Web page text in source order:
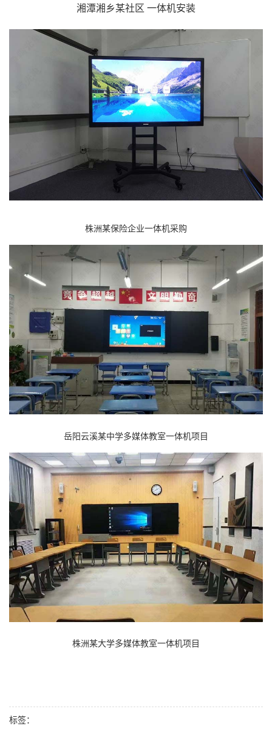
湘潭湘乡某社区 一体机安装
株洲某保险企业一体机采购
岳阳云溪某中学多媒体教室一体机项目
株洲某大学多媒体教室一体机项目
标签：